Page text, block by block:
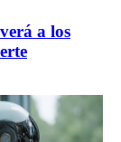
a los